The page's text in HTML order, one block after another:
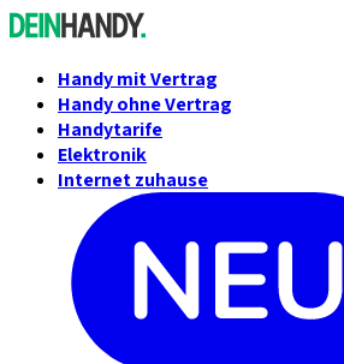
Handy mit Vertrag
Handy ohne Vertrag
Handytarife
Elektronik
Internet zuhause